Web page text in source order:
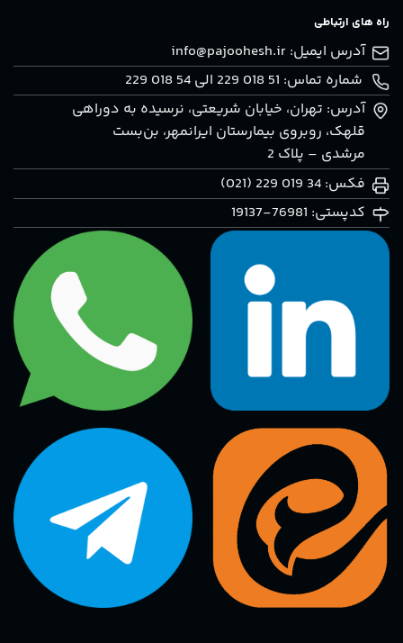
راه های ارتباطی
آدرس ایمیل: info@pajoohesh.ir
شماره تماس: 51 018 229 الی 54 018 229
آدرس: تهران، خيابان شريعتی، نرسيده به دوراهی
قلهک، روبروی بيمارستان ايرانمهر، بن‌بست
مرشدی – پلاک 2
فکس: 34 019 229 (021)
کدپستی: 76981-19137